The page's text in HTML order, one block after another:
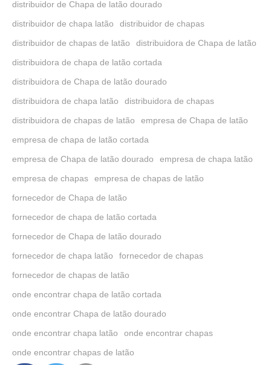
distribuidor de Chapa de latão dourado
distribuidor de chapa latão
distribuidor de chapas
distribuidor de chapas de latão
distribuidora de Chapa de latão
distribuidora de chapa de latão cortada
distribuidora de Chapa de latão dourado
distribuidora de chapa latão
distribuidora de chapas
distribuidora de chapas de latão
empresa de Chapa de latão
empresa de chapa de latão cortada
empresa de Chapa de latão dourado
empresa de chapa latão
empresa de chapas
empresa de chapas de latão
fornecedor de Chapa de latão
fornecedor de chapa de latão cortada
fornecedor de Chapa de latão dourado
fornecedor de chapa latão
fornecedor de chapas
fornecedor de chapas de latão
onde encontrar chapa de latão cortada
onde encontrar Chapa de latão dourado
onde encontrar chapa latão
onde encontrar chapas
onde encontrar chapas de latão